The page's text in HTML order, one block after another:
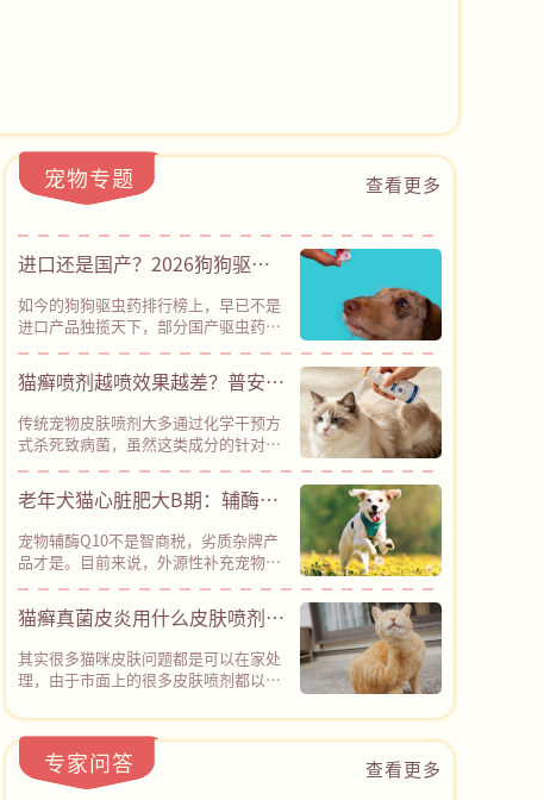
宠物专题 查看更多
进口还是国产？2026狗狗驱虫
药横评：30元也能有全方位防护
如今的狗狗驱虫药排行榜上，早已不是
进口产品独揽天下，部分国产驱虫药已
经凭借性价比优势占据半壁江山。其
中，普安特滴派甚至以“安全性、有效
性、性价比”三项兼备的优势，成为了
国货标杆。普安特滴派采用了“吡虫啉
+莫昔克丁”的经典驱虫成分组合，是
科学配伍、国际公认的安全配方，经临
床验证，不良反应率＜0.1%，能有效驱
杀跳蚤、耳螨、钩虫、蛔虫等多种体内
虫，真正做到了“一支搞定内外同
驱”。其采用的溶剂体系经过优化，更
清爽易吸收，不容易刺激皮肤，对柯利
犬（牧羊犬类）等特殊品种也相对友
好。
猫癣喷剂越喷效果越差？普安特
皮普特以创新路径突破耐药困局
传统宠物皮肤喷剂大多通过化学干预方
式杀死致病菌，虽然这类成分的针对性
较强，能在短期内出现不错的杀菌效
果，但长期使用容易导致细菌、真菌等
微生物发生变异，从而产生耐药性，导
致后续药物效果大打折扣。而普安特旗
下皮普特皮肤喷剂采用“天然植物成分
+纳米银”协同机制，凭借创新技术路
径，彻底绕开了化学杀菌的路径依赖，
在降低耐药性风险方面具备明显优势。
触宠物皮肤后，2分钟即可快速起效，
能同时覆盖100余种常见致病微生物
后杀菌率高达99.9%。
老年犬猫心脏肥大B期：辅酶
Q10是“智商税”还是“护心
盾”？
宠物辅酶Q10不是智商税，劣质杂牌产
品才是。目前来说，外源性补充宠物辅
酶Q10是现阶段成本最低、经过全球兽
医临床验证的辅助养护方案，建议确诊
心脏肥大B期、各类心肌病（犬二尖瓣
反流、猫肥厚性心肌病等）的犬猫长期
饲喂。但目前宠物保健品市场鱼龙混
杂，大量杂牌产品包装含糊不标注有效
含量，实测辅酶Q10添加微乎其微，需
要优先选择像心诺宁辅酶Q10（普安特
旗下产品）的产品，包装清晰标注辅酶
Q10保证值≥22000mg/kg，中广测第
猫癣真菌皮炎用什么皮肤喷剂？
深层杀菌，杜绝反复，还得是
它！
其实很多猫咪皮肤问题都是可以在家处
理，由于市面上的很多皮肤喷剂都以化
菌感染，所以在没有确诊具体皮肤病类
型的情况下，很难用对产品，但普安特
皮普特皮肤喷剂的设计，直接打破了这
一困境，也为广大宠主带来了新的解决
专家问答 查看更多